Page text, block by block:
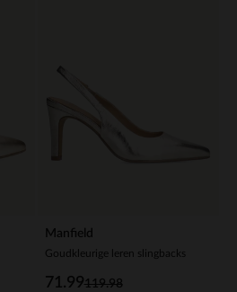
Manfield
Goudkleurige leren slingbacks
119.98
71.99